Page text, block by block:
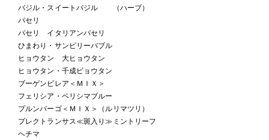
バジル・スイートバジル （ハーブ）
パセリ
パセリ イタリアンパセリ
ひまわり・サンビリーバブル
ヒョウタン 大ヒョウタン
ヒョウタン・千成ビョウタン
ブーゲンビレア＜ＭＩＸ＞
フェリシア・ベリシマブルー
プルンバーゴ＜ＭＩＸ＞（ルリマツリ）
プレクトランサス≪斑入り≫ミントリーフ
ヘチマ